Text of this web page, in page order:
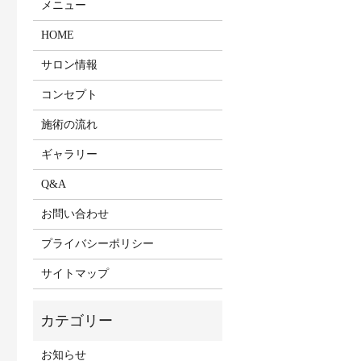
メニュー
HOME
サロン情報
コンセプト
施術の流れ
ギャラリー
Q&A
お問い合わせ
プライバシーポリシー
サイトマップ
お知らせ